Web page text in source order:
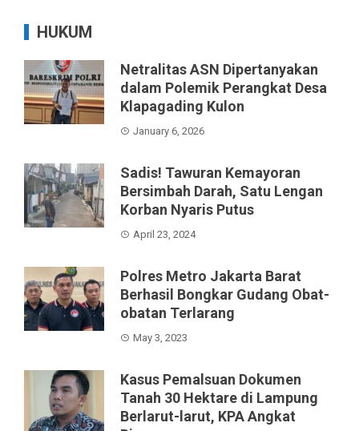
HUKUM
Netralitas ASN Dipertanyakan
dalam Polemik Perangkat Desa
Klapagading Kulon
January 6, 2026
Sadis! Tawuran Kemayoran
Bersimbah Darah, Satu Lengan
Korban Nyaris Putus
April 23, 2024
Polres Metro Jakarta Barat
Berhasil Bongkar Gudang Obat-
obatan Terlarang
May 3, 2023
Kasus Pemalsuan Dokumen
Tanah 30 Hektare di Lampung
Berlarut-larut, KPA Angkat